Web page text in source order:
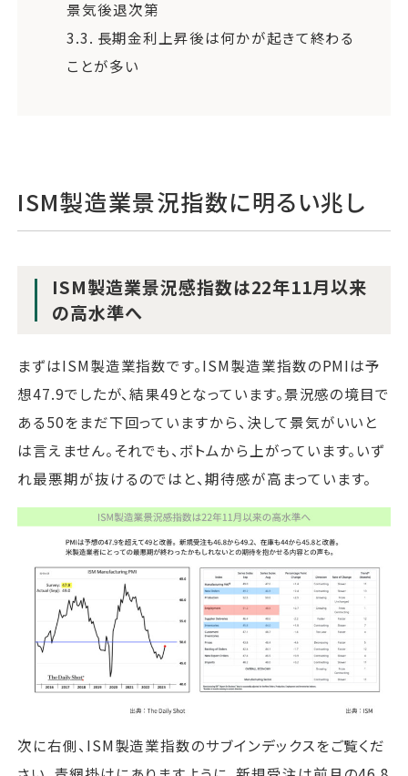
景気後退次第
3.3. 長期金利上昇後は何かが起きて終わる
ことが多い
ISM製造業景況指数に明るい兆し
ISM製造業景況感指数は22年11月以来
の高水準へ
まずはISM製造業指数です。ISM製造業指数のPMIは予
想47.9でしたが、結果49となっています。景況感の境目で
ある50をまだ下回っていますから、決して景気がいいと
は言えません。それでも、ボトムから上がっています。いず
れ最悪期が抜けるのではと、期待感が高まっています。
次に右側、ISM製造業指数のサブインデックスをご覧くだ